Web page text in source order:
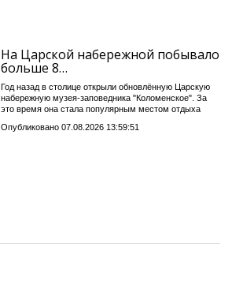
На Царской набережной побывало
больше 8…
Год назад в столице открыли обновлённую Царскую
набережную музея-заповедника "Коломенское". За
это время она стала популярным местом отдыха
Опубликовано 07.08.2026 13:59:51